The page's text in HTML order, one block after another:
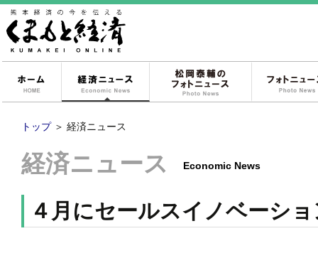
経済ニュース
トップ ＞ 経済ニュース
経済ニュース Economic News
４月にセールスイノベーシ